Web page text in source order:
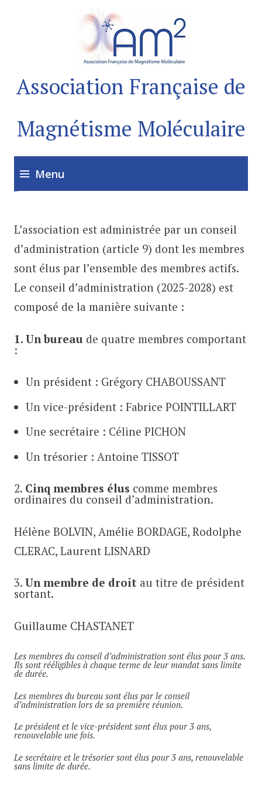
Association Française de
Magnétisme Moléculaire
Menu
contenu
L’association est administrée par un conseil
d’administration (article 9) dont les membres
sont élus par l’ensemble des membres actifs.
Le conseil d’administration (2025-2028) est
composé de la manière suivante :
1. Un bureau de quatre membres comportant
:
Un président : Grégory CHABOUSSANT
Un vice-président : Fabrice POINTILLART
Une secrétaire : Céline PICHON
Un trésorier : Antoine TISSOT
2. Cinq membres élus comme membres
ordinaires du conseil d’administration.
Hélène BOLVIN, Amélie BORDAGE, Rodolphe
CLERAC, Laurent LISNARD
3. Un membre de droitau titre de président
sortant.
Guillaume CHASTANET
Les membres du conseil d’administration sont élus pour 3 ans.
Ils sont rééligibles à chaque terme de leur mandat sans limite
de durée.
Les membres du bureau sont élus par le conseil
d’administration lors de sa première réunion.
Le président et le vice-président sont élus pour 3 ans,
renouvelable une fois.
Le secrétaire et le trésorier sont élus pour 3 ans, renouvelable
sans limite de durée.